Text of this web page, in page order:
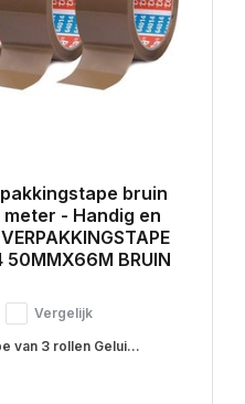
bruin
- Handig en
50MMX66M BRUIN
Vergelijk
van 3 rollen Gelui...